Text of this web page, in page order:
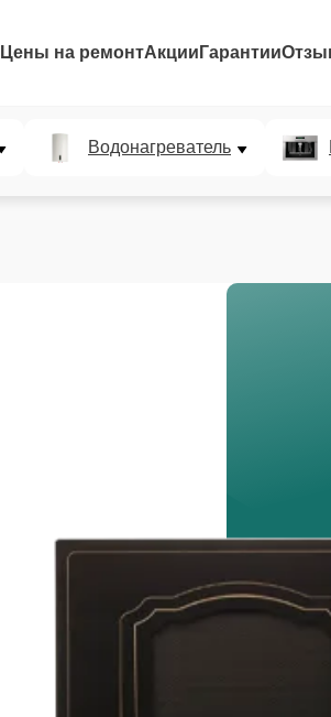
Цены на ремонтАкции Гарантии
Водонагреватель